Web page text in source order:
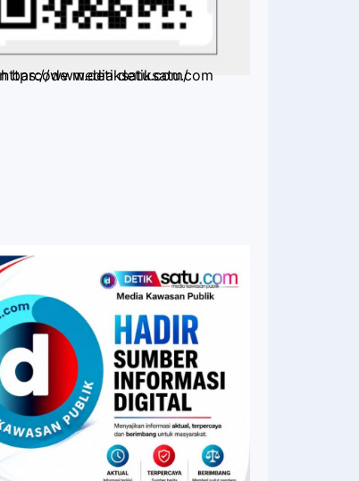
scan barcode media detiksatu.com https://www.detiksatu.com/